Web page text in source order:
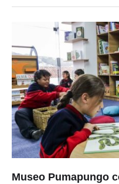
Museo Pumapungo